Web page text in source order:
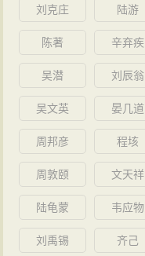
刘克庄 陆游
陈著 辛弃疾
吴潜 刘辰翁
吴文英 晏几道
周邦彦 程垓
周敦颐 文天祥
陆龟蒙 韦应物
刘禹锡 齐己